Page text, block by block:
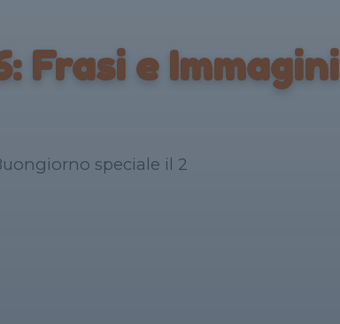
Frasi e Immagini
speciale il 2